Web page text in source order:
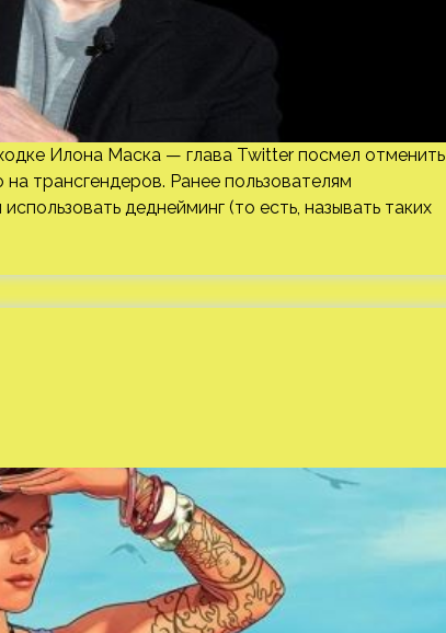
Илона Маска — глава Twitter посмел отменить
трансгендеров. Ранее пользователям
деднейминг (то есть, называть таких